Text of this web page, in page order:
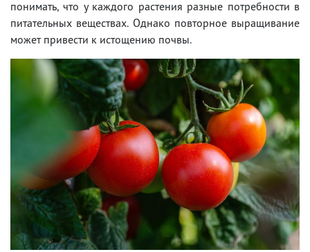
понимать, что у каждого растения разные потребности в
питательных веществах. Однако повторное выращивание
может привести к истощению почвы.